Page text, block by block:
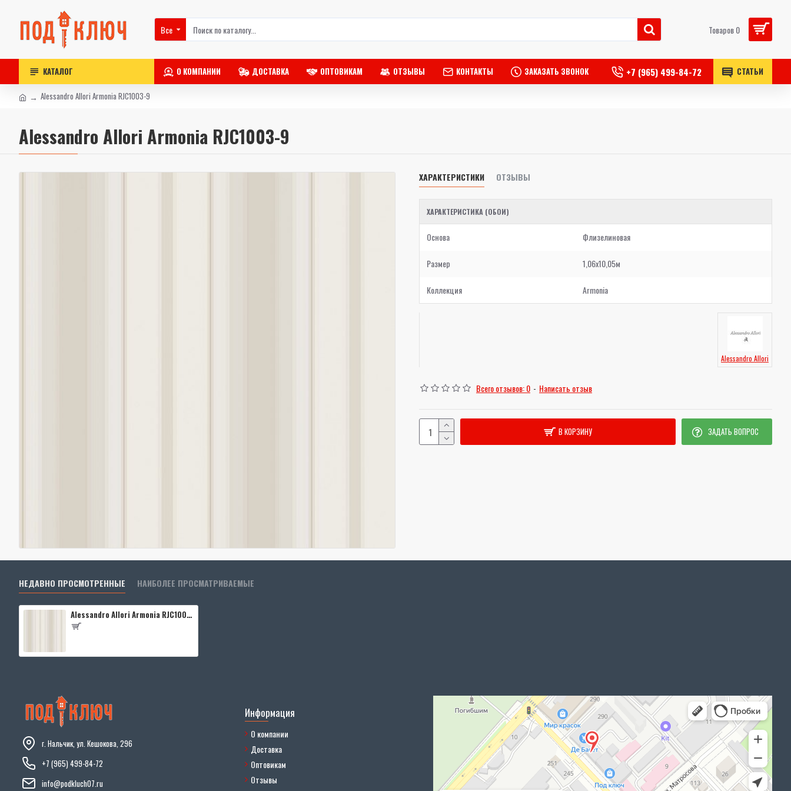
Все Товаров 0
КАТАЛОГ О КОМПАНИИ ДОСТАВКА ОПТОВИКАМ ОТЗЫВЫ КОНТАКТЫ ЗАКАЗАТЬ ЗВОНОК +7 (965) 499-84-72 СТАТЬИ
Alessandro Allori Armonia RJC1003-9
Alessandro Allori Armonia RJC1003-9
ХАРАКТЕРИСТИКИ ОТЗЫВЫ
ХАРАКТЕРИСТИКА (ОБОИ)
Основа Флизелиновая
Размер 1,06x10,05м
Коллекция Armonia
Alessandro Allori
Всего отзывов: 0 - Написать отзыв
В КОРЗИНУ ЗАДАТЬ ВОПРОС
НЕДАВНО ПРОСМОТРЕННЫЕ НАИБОЛЕЕ ПРОСМАТРИВАЕМЫЕ
Alessandro Allori Armonia RJC1003-9
г. Нальчик, ул. Кешокова, 296
+7 (965) 499-84-72
info@podkluch07.ru
Информация
О компании
Доставка
Оптовикам
Отзывы